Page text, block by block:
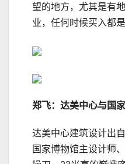
望的地方，尤其是有
业，任何时候买入都
郑飞：达美中心与国
达美中心建筑设计出
国家博物馆主设计师